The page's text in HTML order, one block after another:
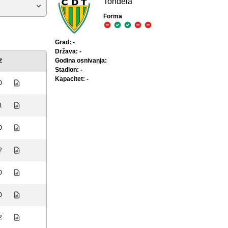
Forma
Grad: -
Država: -
Godina osnivanja:
Stadion: -
Kapacitet: -